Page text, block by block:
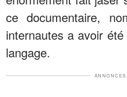
ce documentaire,
internautes a avoir
langage.
ANNONCES